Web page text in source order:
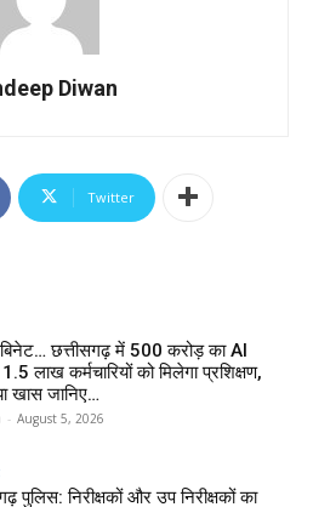
Diwan
Twitter
छत्तीसगढ़ में 500 करोड़ का AI
लाख कर्मचारियों को मिलेगा प्रशिक्षण,
खास जानिए…
- August 5, 2026
पुलिस: निरीक्षकों और उप निरीक्षकों का